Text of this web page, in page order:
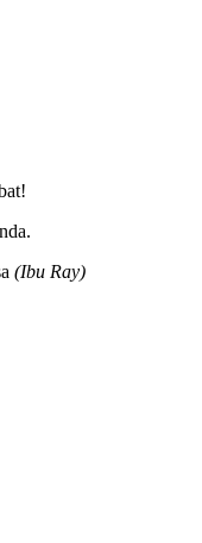
Juara
Juara
Abu Juara
(Ibu Ray)